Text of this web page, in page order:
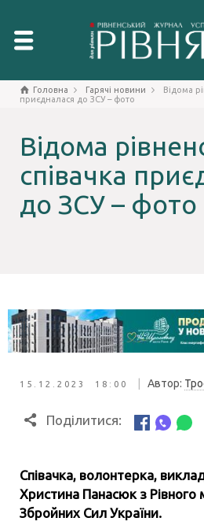
Головна Гарячі новини
Відома
приєдналася до ЗСУ – фото
Відома
співачка
до ЗСУ – фото
15.12.2023 18:00 Автор:
Поділитися:
Співачка, волонтерка,
Христина Панасюк з Рівного
Збройних Сил України.